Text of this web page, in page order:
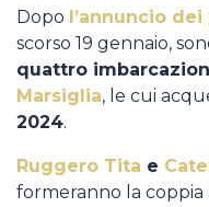
Media
Dopo l’annuncio
scorso 19 gennaio,
quattro
Marsiglia, le cui
2024.
Ruggero Tita e
formeranno la coppia